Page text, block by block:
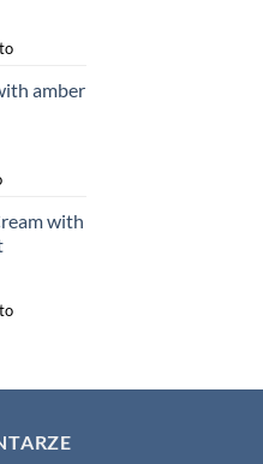
amber
with